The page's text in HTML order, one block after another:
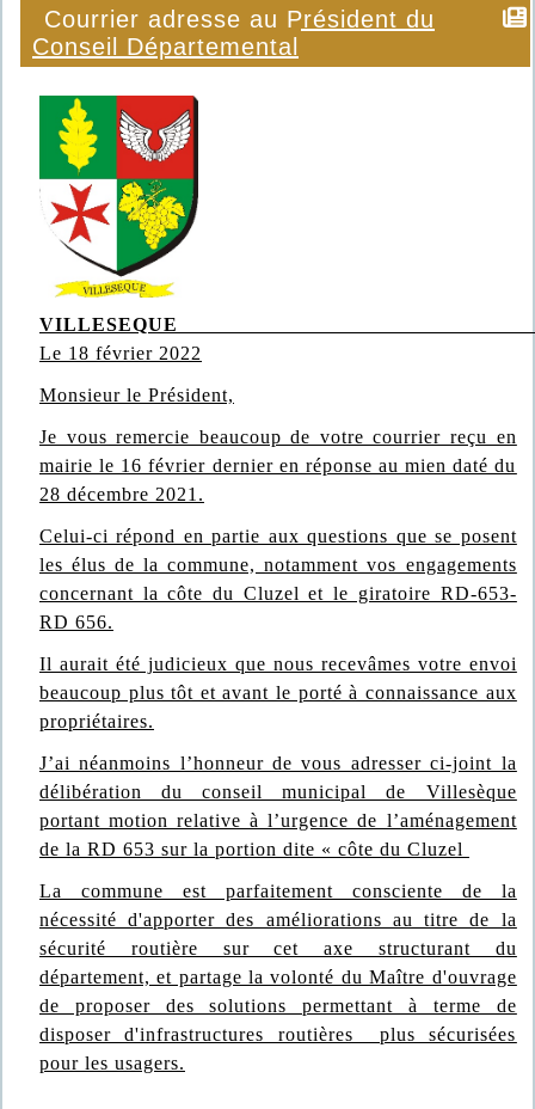
Courrier adresse au Président du
Conseil Départemental
Le 18 février 2022
Monsieur le Président,
Je vous remercie beaucoup de votre courrier reçu en
mairie le 16 février dernier en réponse au mien daté du
28 décembre 2021.
Celui-ci répond en partie aux questions que se posent
les élus de la commune, notamment vos engagements
concernant la côte du Cluzel et le giratoire RD-653-
RD 656.
Il aurait été judicieux que nous recevâmes votre envoi
beaucoup plus tôt et avant le porté à connaissance aux
propriétaires.
J’ai néanmoins l’honneur de vous adresser ci-joint la
délibération du conseil municipal de Villesèque
portant motion relative à l’urgence de l’aménagement
de la RD 653 sur la portion dite « côte du Cluzel
La commune est parfaitement consciente de la
nécessité d'apporter des améliorations au titre de la
sécurité routière sur cet axe structurant du
département, et partage la volonté du Maître d'ouvrage
de proposer des solutions permettant à terme de
disposer d'infrastructures routières plus sécurisées
pour les usagers.